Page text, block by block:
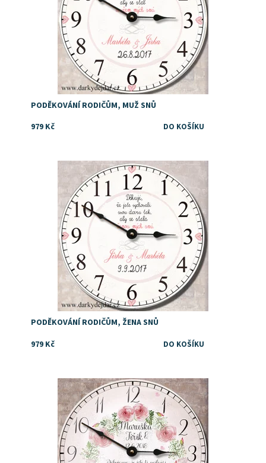
PODĚKOVÁNÍ RODIČŮM, MUŽ SNŮ
979 Kč
Dostupnost: Skladem
PODĚKOVÁNÍ RODIČŮM, ŽENA SNŮ
979 Kč
Dostupnost: Skladem